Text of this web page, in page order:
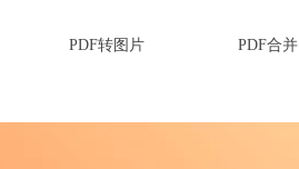
PDF转图片 PDF合并